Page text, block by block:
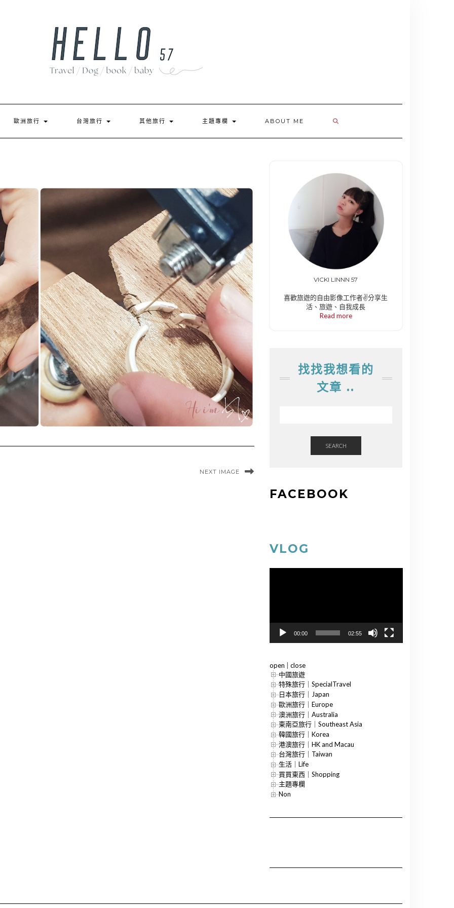
歐洲旅行 台灣旅行 其他旅行 主題專欄 ABOUT ME
NEXT IMAGE
VICKI LINNN 57
喜歡旅遊的自由影像工作者✌️分享生
活、旅遊、自我成長
Read more
找找我想看的
文章 ..
SEARCH
FACEBOOK
VLOG
00:00 02:55
open
close
中國旅遊
特殊旅行｜SpecialTravel
日本旅行｜Japan
歐洲旅行｜Europe
澳洲旅行｜Australia
東南亞旅行｜Southeast Asia
韓國旅行｜Korea
港澳旅行｜HK and Macau
台灣旅行｜Taiwan
生活｜Life
買買東西｜Shopping
主題專欄
Non